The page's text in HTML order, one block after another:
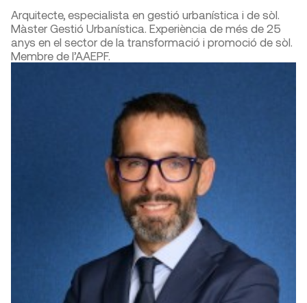
Arquitecte, especialista en gestió urbanística i de sòl.
Màster Gestió Urbanística. Experiència de més de 25
anys en el sector de la transformació i promoció de sòl.
Membre de l’AAEPF.